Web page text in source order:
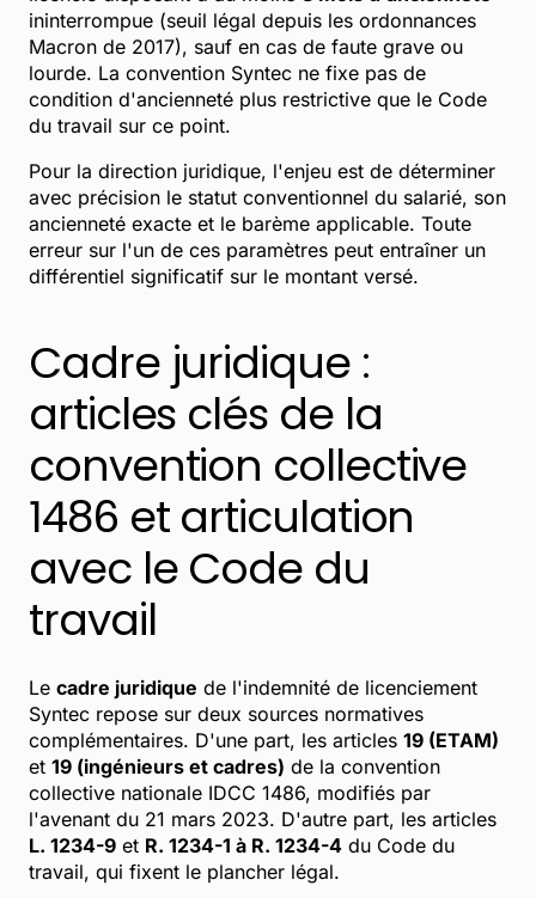
ininterrompue (seuil légal depuis les ordonnances
Macron de 2017), sauf en cas de faute grave ou
lourde. La convention Syntec ne fixe pas de
condition d'ancienneté plus restrictive que le Code
du travail sur ce point.
Pour la direction juridique, l'enjeu est de déterminer
avec précision le statut conventionnel du salarié, son
ancienneté exacte et le barème applicable. Toute
erreur sur l'un de ces paramètres peut entraîner un
différentiel significatif sur le montant versé.
Cadre juridique :
articles clés de la
convention collective
1486 et articulation
avec le Code du
travail
Le cadre juridique de l'indemnité de licenciement
Syntec repose sur deux sources normatives
complémentaires. D'une part, les articles 19 (ETAM)
et 19 (ingénieurs et cadres) de la convention
collective nationale IDCC 1486, modifiés par
l'avenant du 21 mars 2023. D'autre part, les articles
L. 1234-9 et R. 1234-1 à R. 1234-4 du Code du
travail, qui fixent le plancher légal.